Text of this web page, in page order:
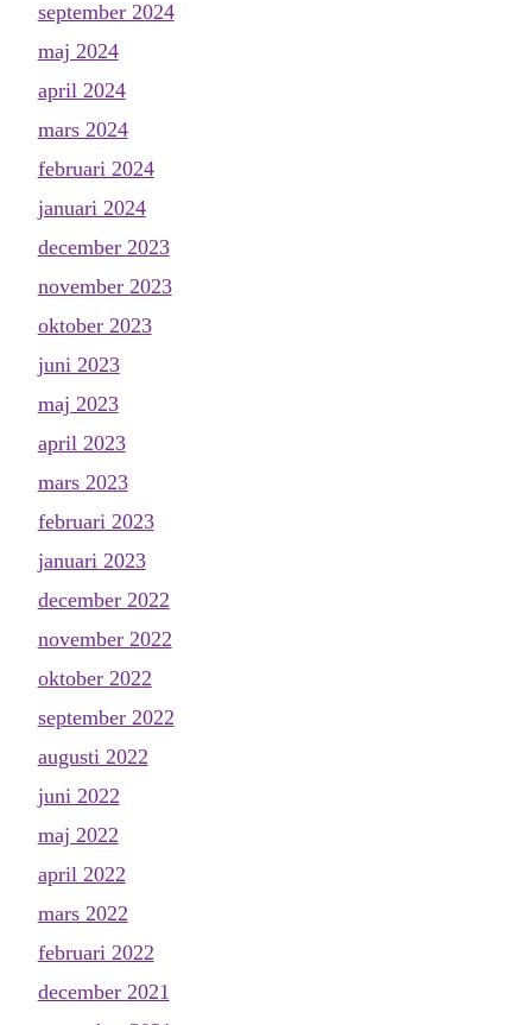
september 2024
maj 2024
april 2024
mars 2024
februari 2024
januari 2024
december 2023
november 2023
oktober 2023
juni 2023
maj 2023
april 2023
mars 2023
februari 2023
januari 2023
december 2022
november 2022
oktober 2022
september 2022
augusti 2022
juni 2022
maj 2022
april 2022
mars 2022
februari 2022
december 2021